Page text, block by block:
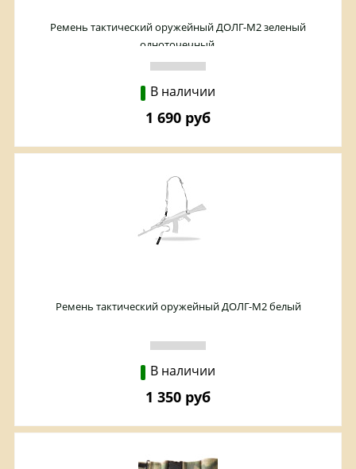
Ремень тактический оружейный ДОЛГ-М2 зеленый
одноточечный.
В наличии
1 690 руб
Ремень тактический оружейный ДОЛГ-М2 белый
В наличии
1 350 руб